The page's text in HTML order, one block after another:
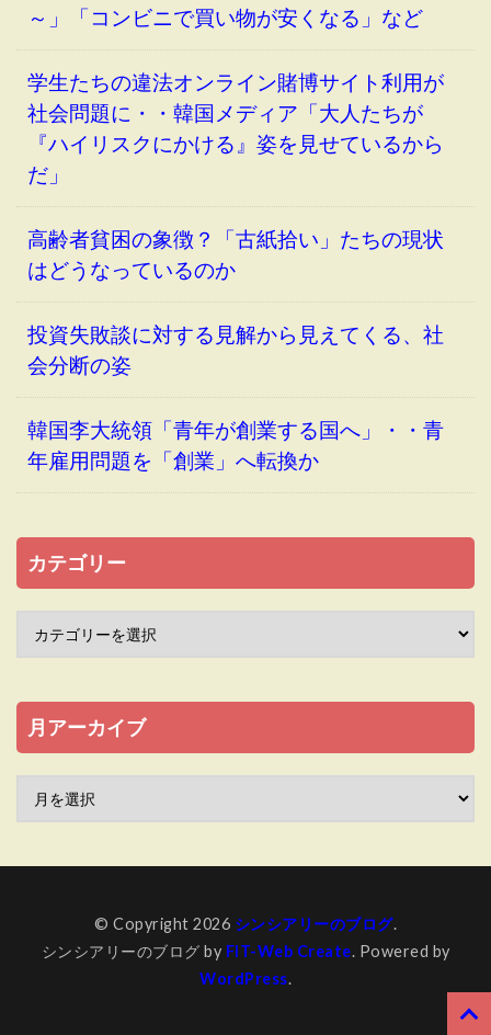
～」「コンビニで買い物が安くなる」など
学生たちの違法オンライン賭博サイト利用が
社会問題に・・韓国メディア「大人たちが
『ハイリスクにかける』姿を見せているから
だ」
高齢者貧困の象徴？「古紙拾い」たちの現状
はどうなっているのか
投資失敗談に対する見解から見えてくる、社
会分断の姿
韓国李大統領「青年が創業する国へ」・・青
年雇用問題を「創業」へ転換か
カテゴリー
月アーカイブ
© Copyright 2026 シンシアリーのブログ.
シンシアリーのブログ by FIT-Web Create. Powered by
WordPress.